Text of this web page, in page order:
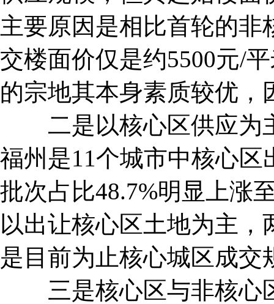
主要原因是相比首轮的
交楼面价仅是约5500元/
的宗地其本身素质较优
二是以核心区供应为
福州是11个城市中核心
批次占比48.7%明显上涨
以出让核心区土地为主，
是目前为止核心城区成交
三是核心区与非核心